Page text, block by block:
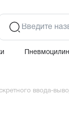
ввода-